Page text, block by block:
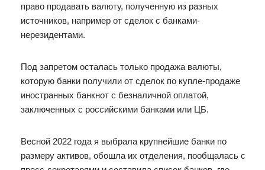
право продавать валюту, полученную из разных
источников, например от сделок с банками-
нерезидентами.
Под запретом осталась только продажа валюты,
которую банки получили от сделок по купле-продаже
иностранных банкнот с безналичной оплатой,
заключенных с российскими банками или ЦБ.
Весной 2022 года я выбрала крупнейшие банки по
размеру активов, обошла их отделения, пообщалась с